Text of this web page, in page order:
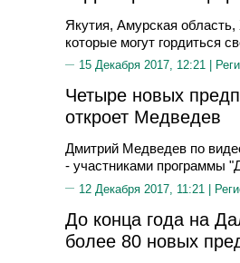
Якутия, Амурская область,
которые могут гордиться
15 Декабря 2017, 12:21 |
Четыре новых
откроет Медведев
Дмитрий Медведев по
- участниками программы
12 Декабря 2017, 11:21 |
До конца года на
более 80 новых